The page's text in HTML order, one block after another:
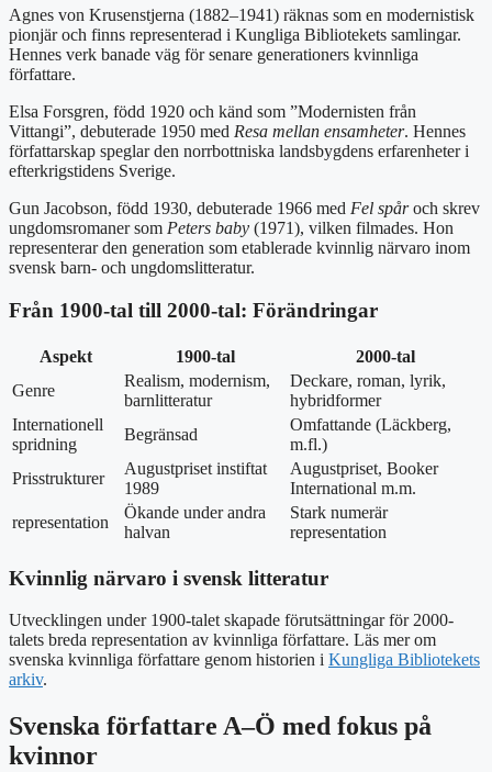
Agnes von Krusenstjerna (1882–1941) räknas som en modernistisk
pionjär och finns representerad i Kungliga Bibliotekets samlingar.
Hennes verk banade väg för senare generationers kvinnliga
författare.
Elsa Forsgren, född 1920 och känd som ”Modernisten från
Vittangi”, debuterade 1950 med Resa mellan ensamheter. Hennes
författarskap speglar den norrbottniska landsbygdens erfarenheter i
efterkrigstidens Sverige.
Gun Jacobson, född 1930, debuterade 1966 med Fel spåroch skrev
ungdomsromaner som Peters baby (1971), vilken filmades. Hon
representerar den generation som etablerade kvinnlig närvaro inom
svensk barn- och ungdomslitteratur.
Från 1900-tal till 2000-tal: Förändringar
Aspekt 1900-tal
2000-tal
Genre
Realism, modernism,
barnlitteratur
Deckare, roman, lyrik,
hybridformer
Internationell
spridning
Begränsad
Omfattande (Läckberg,
m.fl.)
Prisstrukturer
Augustpriset instiftat
1989
Augustpriset, Booker
International m.m.
representation
Ökande under andra
halvan
Stark numerär
representation
Kvinnlig närvaro i svensk litteratur
Utvecklingen under 1900-talet skapade förutsättningar för 2000-
talets breda representation av kvinnliga författare. Läs mer om
svenska kvinnliga författare genom historien i Kungliga Bibliotekets
arkiv.
Svenska författare A–Ö med fokus på
kvinnor